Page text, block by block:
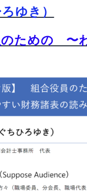
ゆき）
のための 〜